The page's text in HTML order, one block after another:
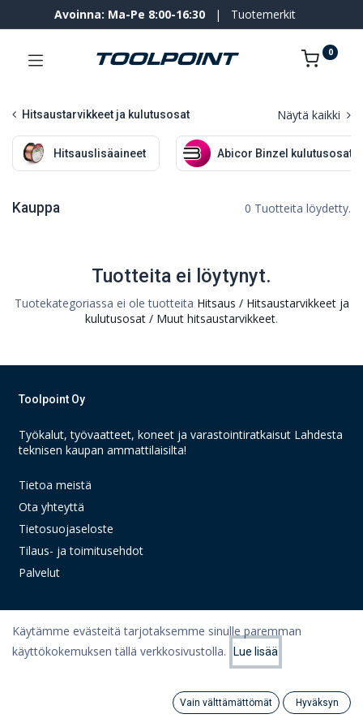
Suosituimmat
Category
Avoinna: Ma-Pe 8:00-16:30 | Tuotemerkit
0
Hitsaustarvikkeet ja kulutusosat Näytä kaikki
Hitsauslisäaineet Abicor Binzel kulutusosat
Kauppa 0 Tuotteita löydetty.
Tuotteita ei löytynyt.
Tuotekategoriassa ei ole tuotteita Hitsaus / Hitsaustarvikkeet ja
kulutusosat / Muut hitsaustarvikkeet.
Toolpoint Oy
Työkalut, työvaatteet, koneet ja varastointiratkaisut Lahdesta
teknisen kaupan ammattilaisilta!
Tietoa meistä
Ota yhteyttä
Tietosuojaseloste
Tilaus- ja toimitusehdot
Palvelut
Linkit
Käytämme evästeitä tarjotaksemme sinulle paremman
käyttökokemuksen tällä verkkosivustolla.
Lue lisää
Vain välttämättömät Hyväksyn